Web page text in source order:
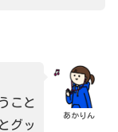
あかりん
こと
グッ